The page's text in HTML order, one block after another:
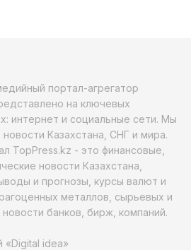
портал-агрегатор
на ключевых
интернет и социальные сети. Мы
Казахстана, СНГ и мира.
TopPress.kz - это финансовые,
новости Казахстана,
и прогнозы, курсы валют и
металлов, сырьевых и
банков, бирж, компаний.
«Digital idea»